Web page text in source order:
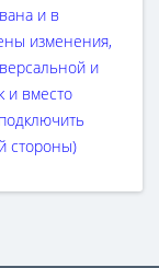
и в
изменения,
и
и вместо
стороны)
Серия